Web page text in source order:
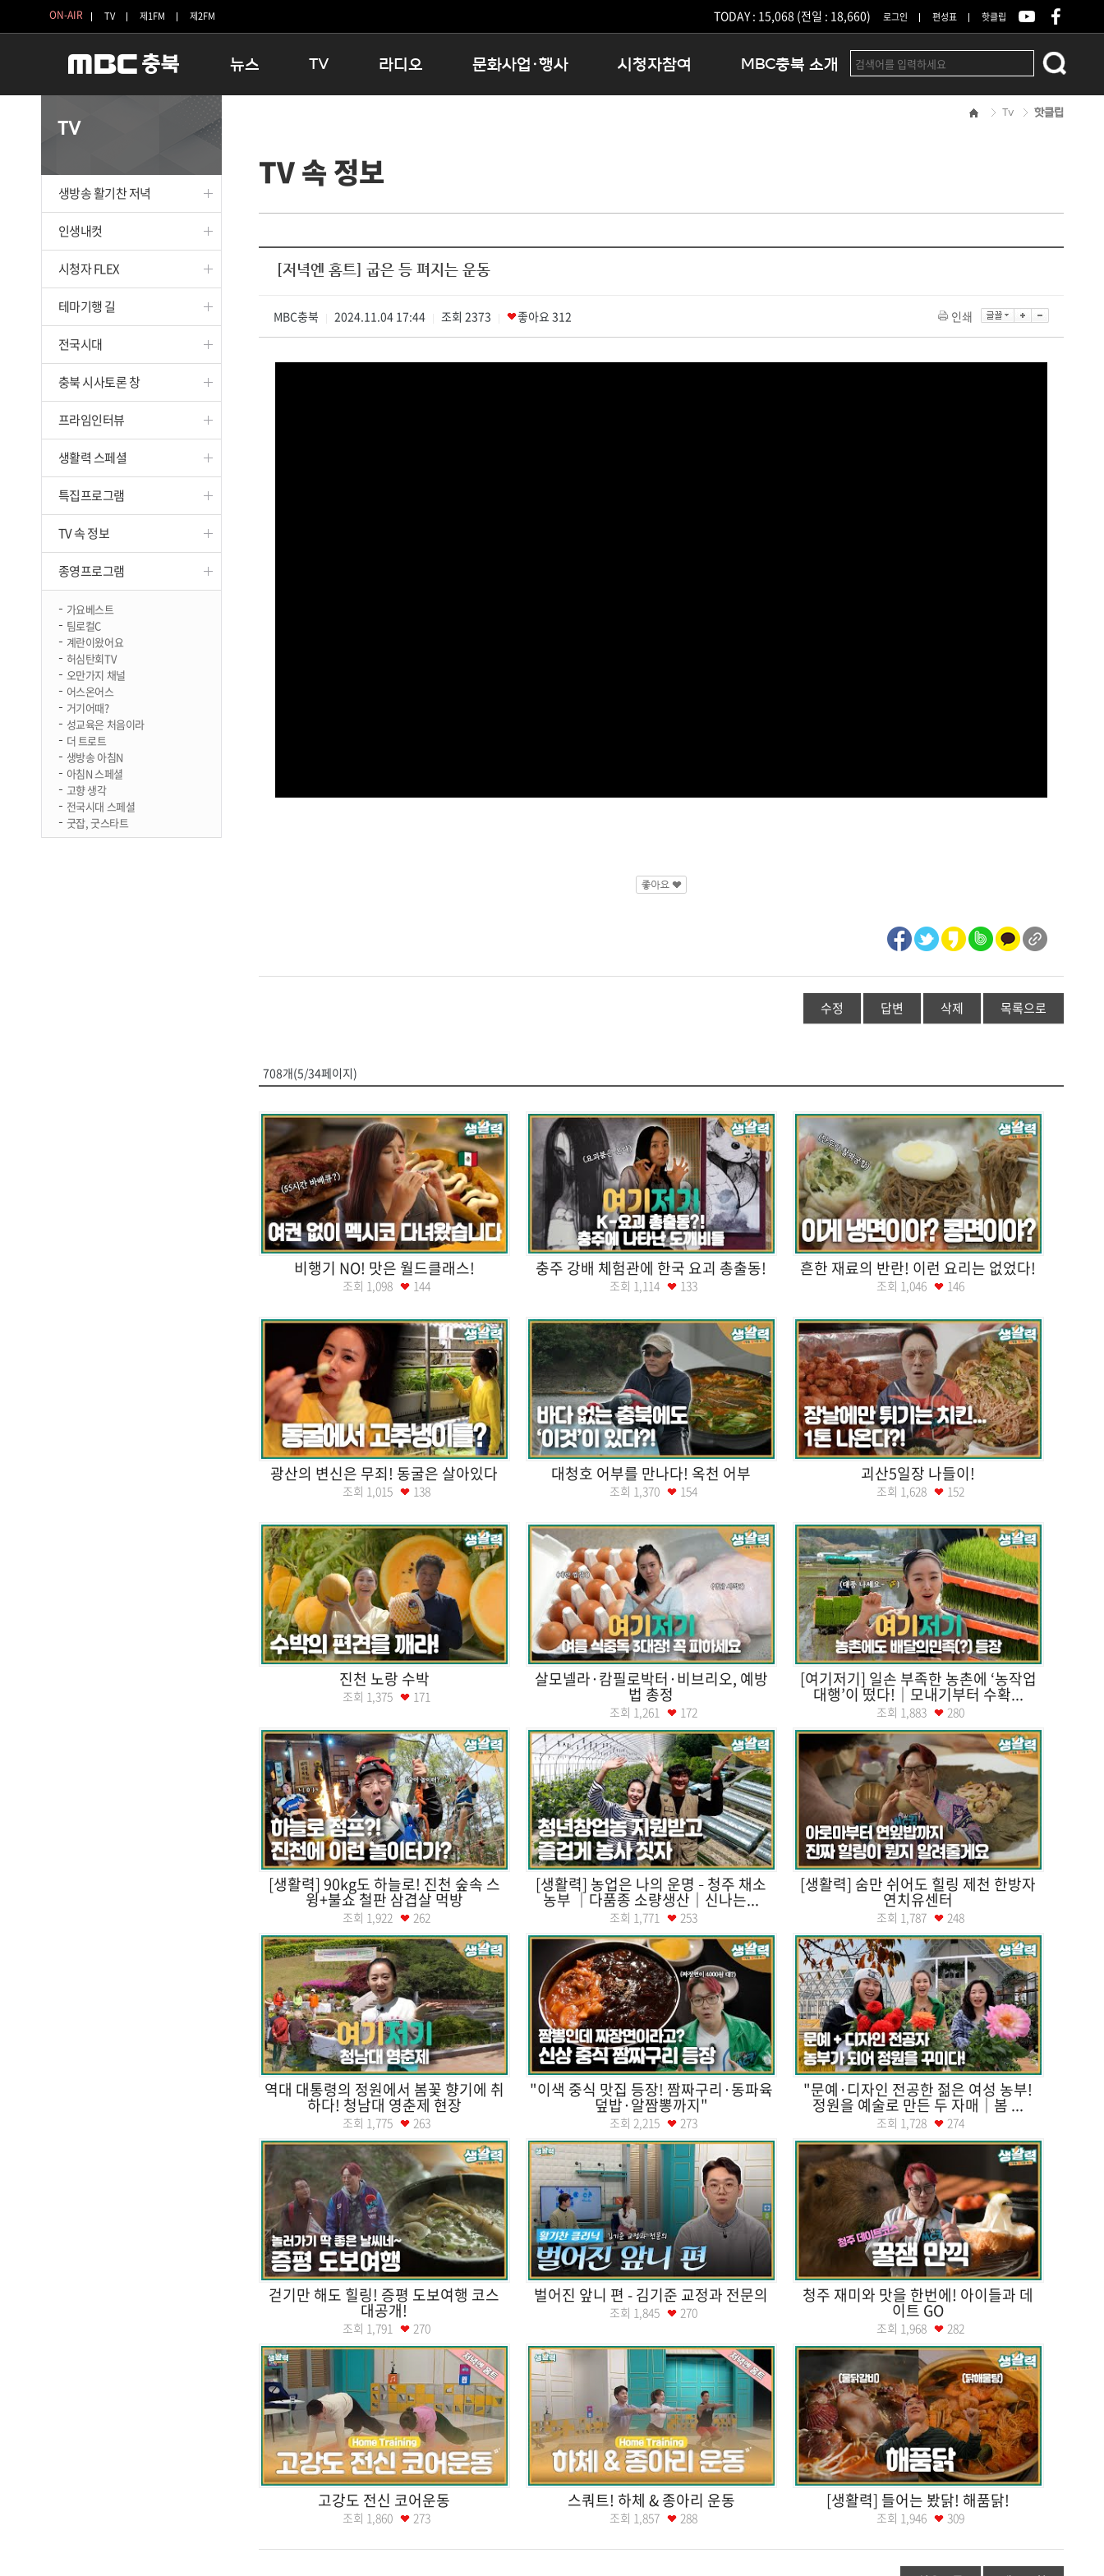
ON-AIR TV 제1FM 제2FM TODAY : 15,068 (전일 : 18,660) 로그인 편성표 핫클립
뉴스
보은
옥천
TV
인생내컷
테마기행 길
시청자 FLEX
특집프로그램
종영프로그램
라디오
16:00 완벽한 하루
우리 고향, 부탁해!
문화사업·행사
충청북도 음식문화페스타
청원생명쌀 대청호마라톤
로컬 콘텐츠 Hub
문화행사 아카이빙
시청자참여 MBC충북 소개
오시는길
TV
생방송 활기찬 저녁
인생내컷
시청자 FLEX
테마기행 길
전국시대
충북 시사토론 창
프라임인터뷰
생활력 스페셜
특집프로그램
TV 속 정보
종영프로그램
가요베스트
팀로컬C
계란이왔어요
허심탄회TV
오만가지 채널
어스온어스
거기어때?
성교육은 처음이라
더 트로트
생방송 아침N
아침N 스페셜
고향 생각
전국시대 스페셜
굿잡, 굿스타트
Tv 핫클립
TV 속 정보
[저녁엔 홈트] 굽은 등 펴지는 운동
MBC충북 2024.11.04 17:44 조회 2373 좋아요312 인쇄
수정 답변 삭제 목록으로
708개(5/34페이지)
비행기 NO! 맛은 월드클래스!
조회 1,098 144
충주 강배 체험관에 한국 요괴 총출동!
조회 1,114 133
흔한 재료의 반란! 이런 요리는 없었다!
조회 1,046 146
광산의 변신은 무죄! 동굴은 살아있다
조회 1,015 138
대청호 어부를 만나다! 옥천 어부
조회 1,370 154
괴산5일장 나들이!
조회 1,628 152
진천 노랑 수박
조회 1,375 171
살모넬라·캄필로박터·비브리오, 예방
법 총정
조회 1,261 172
[여기저기] 일손 부족한 농촌에 ‘농작업
대행’이 떴다!｜모내기부터 수확...
조회 1,883 280
[생활력] 90kg도 하늘로! 진천 숲속 스
윙+불쇼 철판 삼겹살 먹방
조회 1,922 262
[생활력] 농업은 나의 운명 – 청주 채소
농부 ｜다품종 소량생산｜신나는...
조회 1,771 253
[생활력] 숨만 쉬어도 힐링 제천 한방자
연치유센터
조회 1,787 248
역대 대통령의 정원에서 봄꽃 향기에 취
하다! 청남대 영춘제 현장
조회 1,775 263
"이색 중식 맛집 등장! 짬짜구리·동파육
덮밥·알짬뽕까지"
조회 2,215 273
"문예·디자인 전공한 젊은 여성 농부!
정원을 예술로 만든 두 자매｜봄 ...
조회 1,728 274
걷기만 해도 힐링! 증평 도보여행 코스
대공개!
조회 1,791 270
벌어진 앞니 편 - 김기준 교정과 전문의
조회 1,845 270
청주 재미와 맛을 한번에! 아이들과 데
이트 GO
조회 1,968 282
고강도 전신 코어운동
조회 1,860 273
스쿼트! 하체 & 종아리 운동
조회 1,857 288
[생활력] 들어는 봤닭! 해품닭!
조회 1,946 309